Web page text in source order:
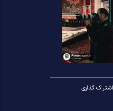
اشتراک گذاری